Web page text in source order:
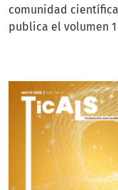
comunidad
publica el volumen